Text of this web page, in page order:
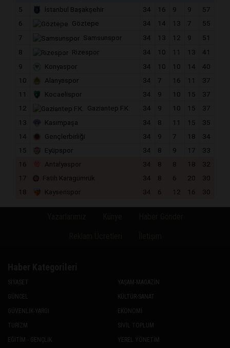
5
İstanbul Başakşehir 34 16 9 9
57
6
Göztepe 34 14 13 7
55
7
Samsunspor 34 13 12 9
51
8
Rizespor 34 10 11 13
41
9
Konyaspor 34 10 10 14
40
10
Alanyaspor 34 7 16 11
37
11
Kocaelispor 34 9 10 15
37
12
Gaziantep F.K. 34 9 10 15
37
13
Kasımpaşa 34 8 11 15
35
14
Gençlerbirliği 34 9 7 18
34
15
Eyüpspor 34 8 9 17
33
16
Antalyaspor 34 8 8 18
32
17
Fatih Karagümrük 34 8 6 20
30
18
Kayserispor 34 6 12 16 30
SİYASET
GÜNCEL
GÜVENLİK-YARGI
TURİZM
EĞİTİM - GENÇLİK
YAŞAM-MAGAZİN
KÜLTÜR-SANAT
EKONOMİ
SİVİL TOPLUM
YEREL YÖNETİM